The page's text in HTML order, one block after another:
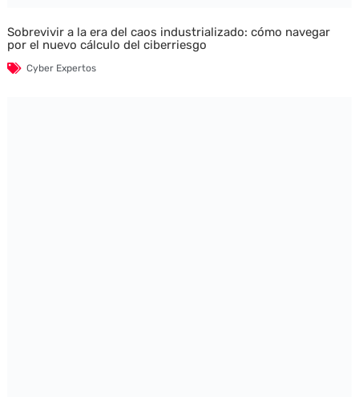
Sobrevivir a la era del caos industrializado: cómo navegar
por el nuevo cálculo del ciberriesgo
Cyber Expertos